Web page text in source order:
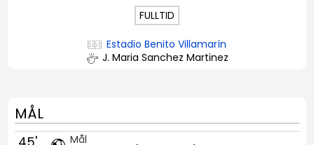
FULLTID
Estadio Benito Villamarín
J. Maria Sanchez Martinez
MÅL
Mål